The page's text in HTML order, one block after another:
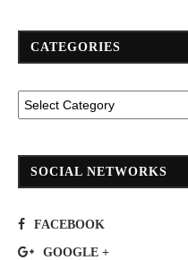
CATEGORIES
SOCIAL NETWORKS
FACEBOOK
GOOGLE +